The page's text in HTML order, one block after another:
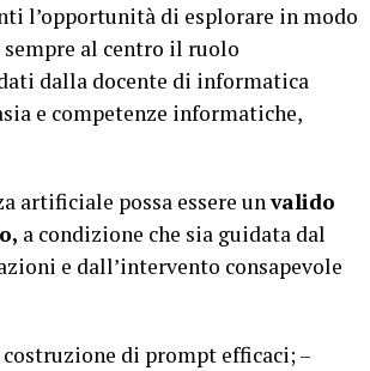
l’opportunità di esplorare in modo
sempre al centro il ruolo
dalla docente di informatica
e competenze informatiche,
artificiale possa essere unvalido
a condizione che sia guidata dal
e dall’intervento consapevole
di prompt efficaci; –